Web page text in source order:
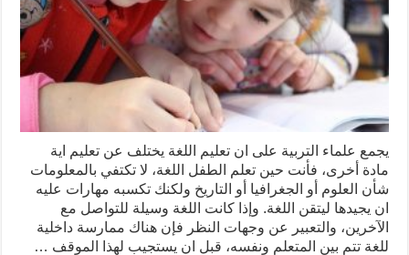
يجمع علماء التربية على ان تعليم اللغة يختلف عن تعليم اية
مادة أخرى، فأنت حين تعلم الطفل اللغة، لا تكتفي بالمعلومات
شأن العلوم أو الجغرافيا أو التاريخ ولكنك تكسبه مهارات عليه
ان يجيدها ليتقن اللغة. وإذا كانت اللغة وسيلة للتواصل مع
الآخرين، والتعبير عن وجهات النظر فإن هناك ممارسة داخلية
للغة تتم بين المتعلم ونفسه، قبل ان يستجيب لهذا الموقف …